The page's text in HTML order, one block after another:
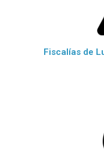
Fiscalías de